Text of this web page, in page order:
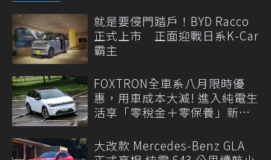
就是要侵門踏戶！BYD Racco
正式上市 正面迎戰日系K-Car
霸主
FOXTRON全車系八月限時優
惠，用車成本大減! 進入純電生
活享「零稅金＋零保養」新時
大改款 Mercedes-Benz GLA